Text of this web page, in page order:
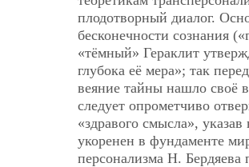
плодотворный диалог.
бесконечности сознания
«тёмный» Гераклит
глубока её мера»; так
веяние тайны нашло своё
следует опрометчиво
«здравого смысла»,
укоренен в фундаменте
персонализма Н. Бердяева